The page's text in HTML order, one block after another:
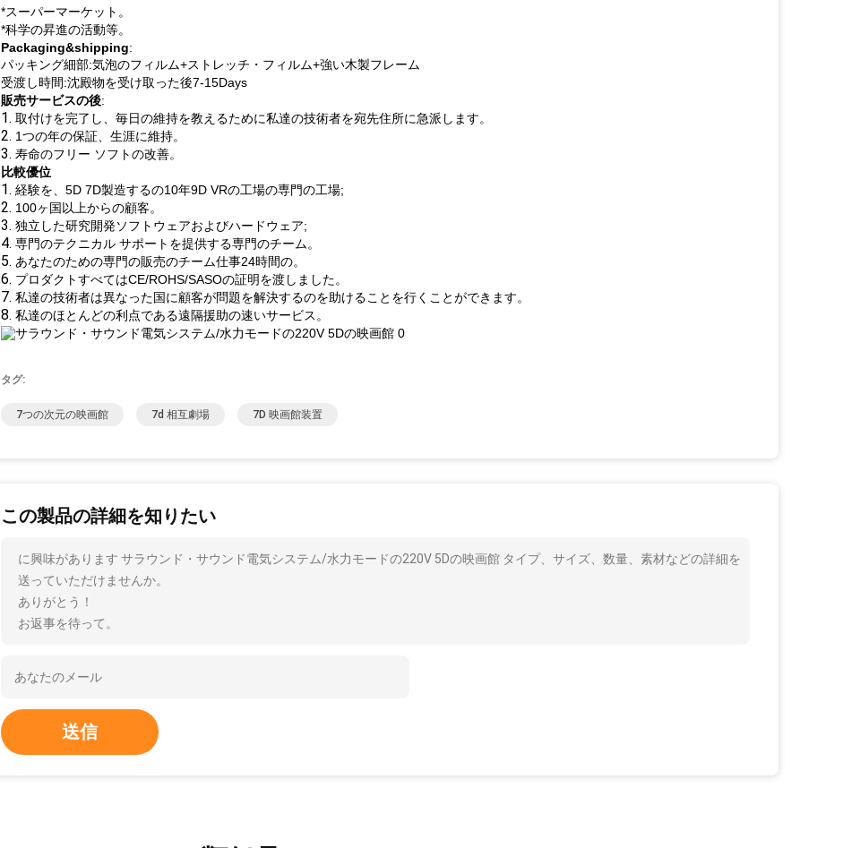
*スーパーマーケット。
*科学の昇進の活動等。
Packaging&shipping:
パッキング細部:気泡のフィルム+ストレッチ・フィルム+強い木製フレーム
受渡し時間:沈殿物を受け取った後7-15Days
販売サービスの後:
1. 取付けを完了し、毎日の維持を教えるために私達の技術者を宛先住所に急派します。
2. 1つの年の保証、生涯に維持。
3. 寿命のフリー ソフトの改善。
比較優位
1. 経験を、5D 7D製造するの10年9D VRの工場の専門の工場;
2. 100ヶ国以上からの顧客。
3. 独立した研究開発ソフトウェアおよびハードウェア;
4. 専門のテクニカル サポートを提供する専門のチーム。
5. あなたのための専門の販売のチーム仕事24時間の。
6. プロダクトすべてはCE/ROHS/SASOの証明を渡しました。
7. 私達の技術者は異なった国に顧客が問題を解決するのを助けることを行くことができます。
8. 私達のほとんどの利点である遠隔援助の速いサービス。
タグ:
7つの次元の映画館 7d 相互劇場 7D 映画館装置
この製品の詳細を知りたい
に興味があります サラウンド・サウンド電気システム/水力モードの220V 5Dの映画館 タイプ、サイズ、数量、素材などの詳細を
送っていただけませんか。
ありがとう！
お返事を待って。
送信